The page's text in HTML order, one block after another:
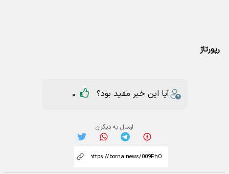
رپورتاژ
آیا این خبر مفید بود؟ 0
ارسال به دیگران